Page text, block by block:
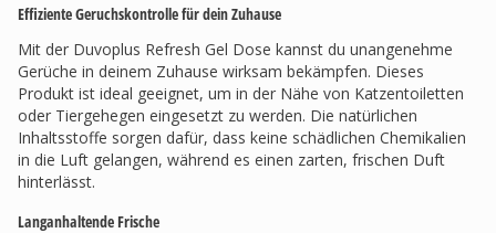
Effiziente Geruchskontrolle für dein Zuhause
Mit der Duvoplus Refresh Gel Dose kannst du unangenehme
Gerüche in deinem Zuhause wirksam bekämpfen. Dieses
Produkt ist ideal geeignet, um in der Nähe von Katzentoiletten
oder Tiergehegen eingesetzt zu werden. Die natürlichen
Inhaltsstoffe sorgen dafür, dass keine schädlichen Chemikalien
in die Luft gelangen, während es einen zarten, frischen Duft
hinterlässt.
Langanhaltende Frische